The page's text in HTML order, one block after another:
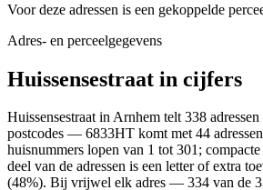
Voor deze adressen is een gekoppelde
Adres- en perceelgegevens
Huissensestraat in cijfers
Huissensestraat in Arnhem telt 338
postcodes — 6833HT komt met 44
huisnummers lopen van 1 tot 301;
deel van de adressen is een letter of extra
(48%). Bij vrijwel elk adres — 334 van de